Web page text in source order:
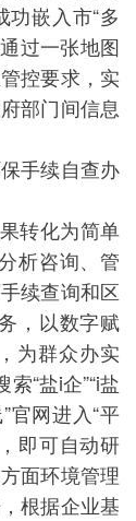
嵌入市“多
过一张地图
控要求，实
部门间信息
手续自查办
转化为简单
析咨询、管
续查询和区
，以数字赋
为群众办实
“盐i企”“i盐
官网进入“平
即可自动研
面环境管理
根据企业基